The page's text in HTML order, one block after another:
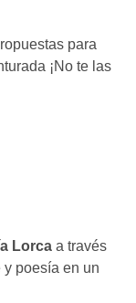
para
¡No te las
Lorca a través
poesía en un